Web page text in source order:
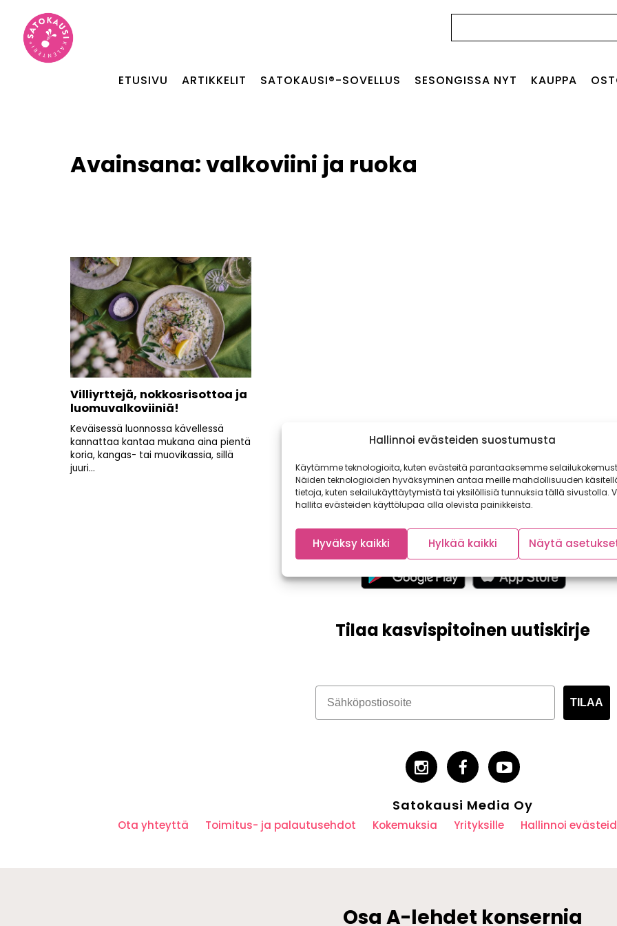
Hallinnoi evästeiden suostumusta
Käytämme teknologioita, kuten evästeitä parantaaksemme
Näiden teknologioiden hyväksyminen antaa meille mahdollisuuden
tietoja, kuten selailukäyttäytymistä tai yksilöllisiä tunnuksia tällä sivustolla.
hallita evästeiden käyttölupaa alla olevista painikkeista.
Hyväksy kaikki Hylkää kaikki Näytä
ETUSIVU ARTIKKELIT SATOKAUSI®-SOVELLUS SESONGISSA NYT KAUPPA
Avainsana:valkoviini ja ruoka
Villiyrttejä, nokkosrisottoa ja
luomuvalkoviiniä!
Keväisessä luonnossa kävellessä
kannattaa kantaa mukana aina pientä
koria, kangas- tai muovikassia, sillä
juuri...
Tilaa kasvispitoinen uutiskirje
TILAA
Satokausi Media Oy
Ota yhteyttä Toimitus- ja palautusehdot Kokemuksia Yrityksille Hallinnoi
Osa A-lehdet konsernia